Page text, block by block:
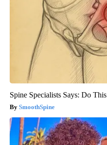
Spine Specialists Says: Do
SmoothSpine